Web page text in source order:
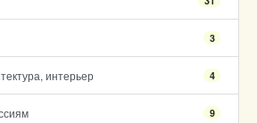
3
интерьер 4
9